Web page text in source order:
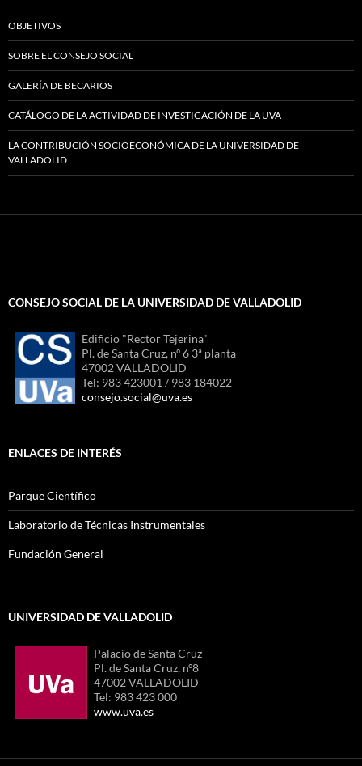
OBJETIVOS
SOBRE EL CONSEJO SOCIAL
GALERÍA DE BECARIOS
CATÁLOGO DE LA ACTIVIDAD DE INVESTIGACIÓN DE LA UVA
LA CONTRIBUCIÓN SOCIOECONÓMICA DE LA UNIVERSIDAD DE
VALLADOLID
CONSEJO SOCIAL DE LA UNIVERSIDAD DE VALLADOLID
Edificio "Rector Tejerina"
Pl. de Santa Cruz, nº 6 3ª planta
47002 VALLADOLID
Tel: 983 423001 / 983 184022
consejo.social@uva.es
ENLACES DE INTERÉS
Parque Científico
Laboratorio de Técnicas Instrumentales
Fundación General
UNIVERSIDAD DE VALLADOLID
Palacio de Santa Cruz
Pl. de Santa Cruz, nº8
47002 VALLADOLID
Tel: 983 423 000
www.uva.es